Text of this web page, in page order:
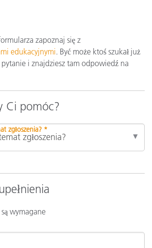
zapoznaj się z
edukacyjnymi. Być może ktoś szukał już
i znajdziesz tam odpowiedź na
Ci pomóc?
zgłoszenia? *
wymagane